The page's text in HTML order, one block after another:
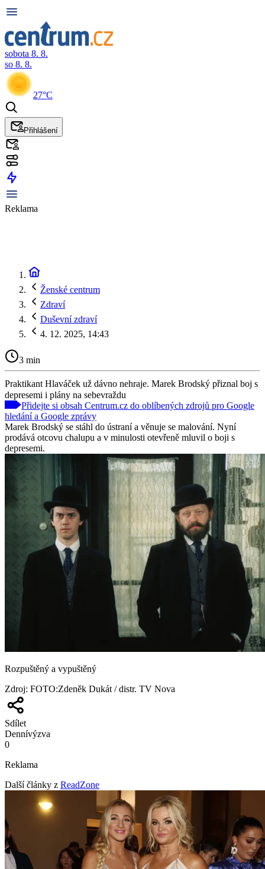
sobota 8. 8.
so 8. 8.
27°C
Přihlášení
Reklama
Ženské centrum
Zdraví
Duševní zdraví
4. 12. 2025, 14:43
3 min
Praktikant Hlaváček už dávno nehraje. Marek Brodský přiznal boj s
depresemi i plány na sebevraždu
Přidejte si obsah Centrum.cz do oblíbených zdrojů pro Google
hledání a Google zprávy
Marek Brodský se stáhl do ústraní a věnuje se malování. Nyní
prodává otcovu chalupu a v minulosti otevřeně mluvil o boji s
depresemi.
Rozpuštěný a vypuštěný
Zdroj: FOTO:Zdeněk Dukát / distr. TV Nova
Sdílet
Dennívýzva
0
Reklama
Další články z ReadZone